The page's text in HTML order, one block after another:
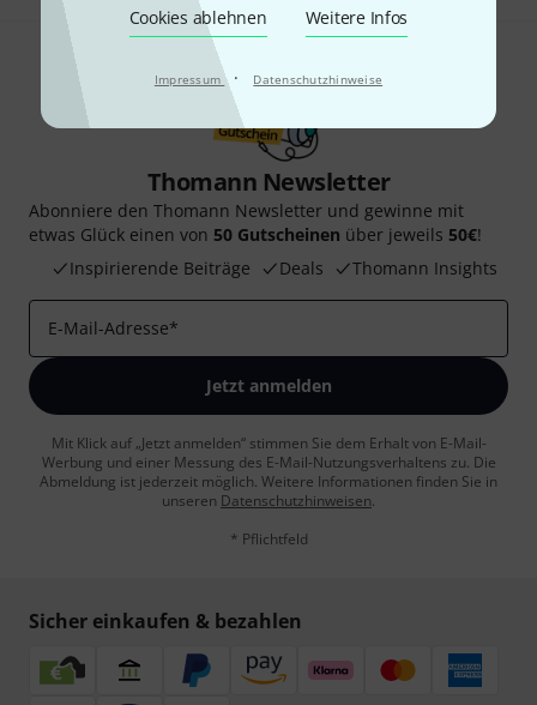
Cookies ablehnen Weitere Infos
Impressum · Datenschutzhinweise
Thomann Newsletter
Abonniere den Thomann Newsletter und gewinne mit
etwas Glück einen von 50 Gutscheinen über jeweils 50€!
Inspirierende Beiträge
Deals Thomann Insights
E-Mail-Adresse*
Jetzt anmelden
Mit Klick auf „Jetzt anmelden“ stimmen Sie dem Erhalt von E-Mail-
Werbung und einer Messung des E-Mail-Nutzungsverhaltens zu. Die
Abmeldung ist jederzeit möglich. Weitere Informationen finden Sie in
unseren Datenschutzhinweisen.
* Pflichtfeld
Sicher einkaufen & bezahlen